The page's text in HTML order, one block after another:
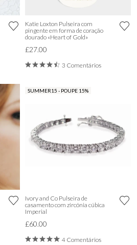
Katie Loxton Pulseira com
pingente em forma de coração
dourado «Heart of Gold»
£27.00
3 Comentários
SUMMER15 - POUPE 15%
Ivory and Co Pulseira de
casamento com zircónia cúbica
Imperial
£60.00
4 Comentários